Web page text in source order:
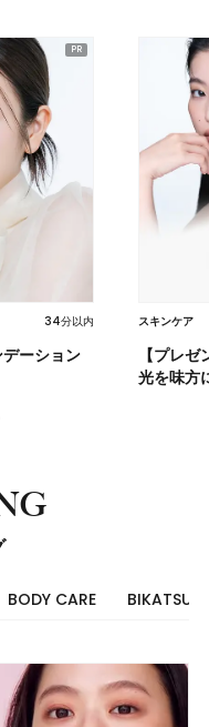
2026.07.22
をオフして
ヘア
【クセ
迷子必見
BODY CARE BIKATSU